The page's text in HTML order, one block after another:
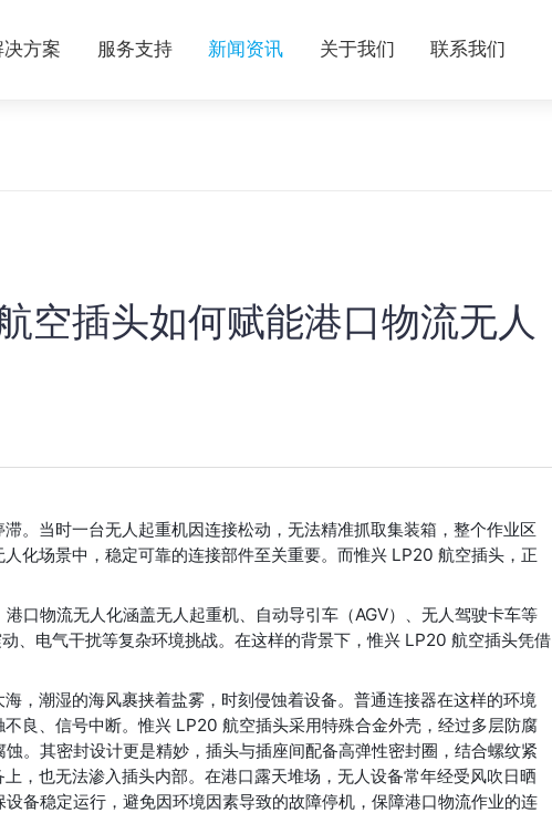
决方案 服务支持 新闻资讯 关于我们 联系我们
空插头如何赋能港口物流无人
。当时一台无人起重机因连接松动，无法精准抓取集装箱，整个作业区
化场景中，稳定可靠的连接部件至关重要。而惟兴 LP20 航空插头，正
口物流无人化涵盖无人起重机、自动导引车（AGV）、无人驾驶卡车等
、电气干扰等复杂环境挑战。在这样的背景下，惟兴 LP20 航空插头凭借
海，潮湿的海风裹挟着盐雾，时刻侵蚀着设备。普通连接器在这样的环境
良、信号中断。惟兴 LP20 航空插头采用特殊合金外壳，经过多层防腐
。其密封设计更是精妙，插头与插座间配备高弹性密封圈，结合螺纹紧
，也无法渗入插头内部。在港口露天堆场，无人设备常年经受风吹日晒
备稳定运行，避免因环境因素导致的故障停机，保障港口物流作业的连